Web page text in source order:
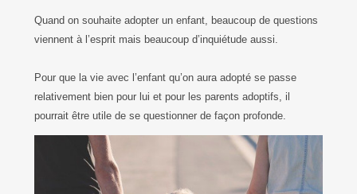
Quand on souhaite adopter un enfant, beaucoup de questions
viennent à l’esprit mais beaucoup d’inquiétude aussi.
Pour que la vie avec l’enfant qu’on aura adopté se passe
relativement bien pour lui et pour les parents adoptifs, il
pourrait être utile de se questionner de façon profonde.